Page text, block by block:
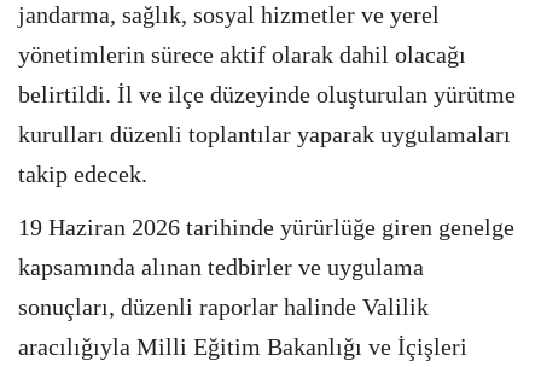
jandarma, sağlık, sosyal hizmetler ve yerel
yönetimlerin sürece aktif olarak dahil olacağı
belirtildi. İl ve ilçe düzeyinde oluşturulan yürütme
kurulları düzenli toplantılar yaparak uygulamaları
takip edecek.
19 Haziran 2026 tarihinde yürürlüğe giren genelge
kapsamında alınan tedbirler ve uygulama
sonuçları, düzenli raporlar halinde Valilik
aracılığıyla Milli Eğitim Bakanlığı ve İçişleri